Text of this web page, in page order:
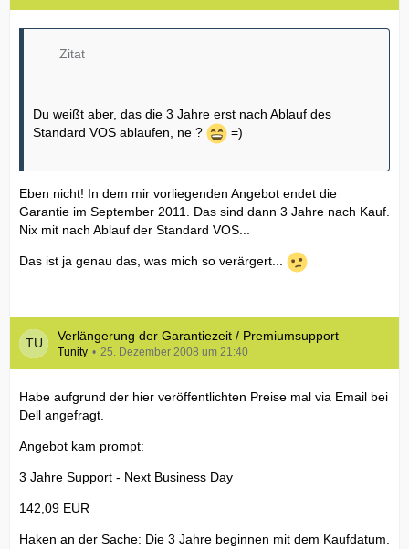
Zitat
Du weißt aber, das die 3 Jahre erst nach Ablauf des
Standard VOS ablaufen, ne ?
=)
Eben nicht! In dem mir vorliegenden Angebot endet die
Garantie im September 2011. Das sind dann 3 Jahre nach Kauf.
Nix mit nach Ablauf der Standard VOS...
Das ist ja genau das, was mich so verärgert...
Verlängerung der Garantiezeit / Premiumsupport
Tunity 25. Dezember 2008 um 21:40
Habe aufgrund der hier veröffentlichten Preise mal via Email bei
Dell angefragt.
Angebot kam prompt:
3 Jahre Support - Next Business Day
142,09 EUR
Haken an der Sache: Die 3 Jahre beginnen mit dem Kaufdatum.